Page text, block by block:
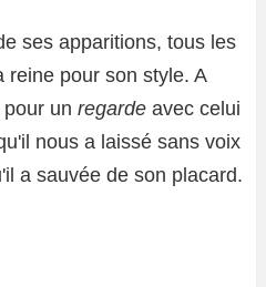
ses apparitions, tous les
reine pour son style. A
un regarde avec celui
nous a laissé sans voix
a sauvée de son placard.